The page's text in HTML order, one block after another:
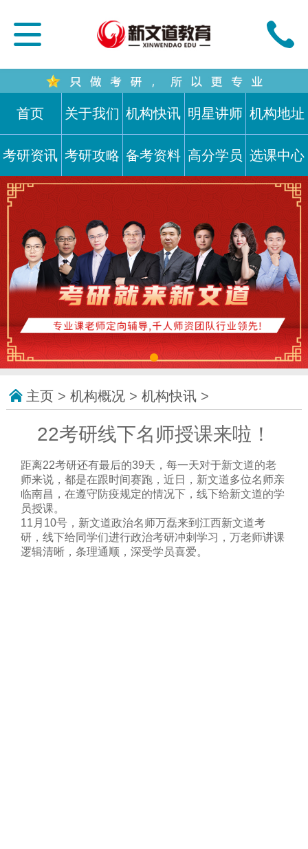
首页 关于我们 机构快讯 明星讲师 机构地址
考研资讯 考研攻略 备考资料 高分学员 选课中心
主页 >机构概况 >机构快讯 >
22考研线下名师授课来啦！
距离22考研还有最后的39天，每一天对于新文道的老
师来说，都是在跟时间赛跑，近日，新文道多位名师亲
临南昌，在遵守防疫规定的情况下，线下给新文道的学
员授课。
11月10号，新文道政治名师万磊来到江西新文道考
研，线下给同学们进行政治考研冲刺学习，万老师讲课
逻辑清晰，条理通顺，深受学员喜爱。